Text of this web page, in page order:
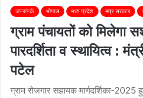
जनसंपर्क भोपाल मध्य प्रदेश मप्र सरकार
ग्राम पंचायतों को मिलेगा
पारदर्शिता व स्थायित्व :
पटेल
ग्राम रोजगार सहायक मार्गदर्शिका-2025